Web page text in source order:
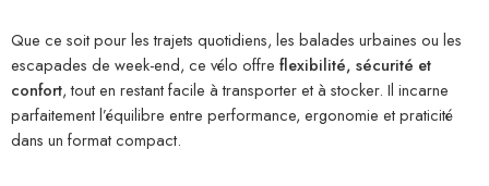
Que ce soit pour les trajets quotidiens, les balades urbaines ou les
escapades de week-end, ce vélo offre flexibilité, sécurité et
confort, tout en restant facile à transporter et à stocker. Il incarne
parfaitement l’équilibre entre performance, ergonomie et praticité
dans un format compact.